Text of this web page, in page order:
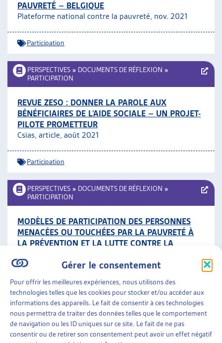
Gérer le consentement
Pour offrir les meilleures expériences, nous utilisons des
technologies telles que les cookies pour stocker et/ou accéder aux
informations des appareils. Le fait de consentir à ces technologies
nous permettra de traiter des données telles que le comportement
de navigation ou les ID uniques sur ce site. Le fait de ne pas
consentir ou de retirer son consentement peut avoir un effet négatif
PAUVRETÉ – BELGIQUE
Plateforme national contre la pauvreté, nov. 2021
Participation
PERSPECTIVES » DOCUMENTS DE RÉFLEXION »
PARTICIPATION
REVUE ZESO : DONNER LA PAROLE AUX
BÉNÉFICIAIRES DE L’AIDE SOCIALE – UN PROJET-
PILOTE PROMETTEUR
Csias, article, août 2021
Participation
PERSPECTIVES » DOCUMENTS DE RÉFLEXION »
PARTICIPATION
MODÈLES DE PARTICIPATION DES PERSONNES
MENACÉES OU TOUCHÉES PAR LA PAUVRETÉ À
LA PRÉVENTION ET LA LUTTE CONTRE LA
OFAS, rapport de recherche en allemand (résumé en
Participation
PERSPECTIVES DOCUMENTS DE RÉFLEXION
PARTICIPATION